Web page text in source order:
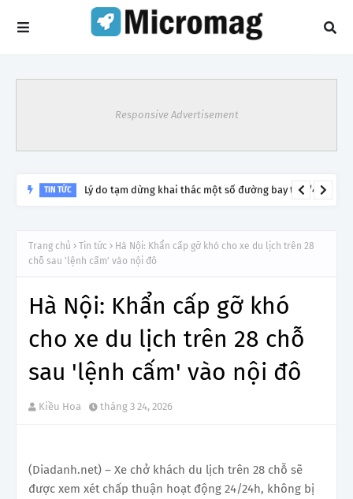
Responsive Advertisement
TIN TỨC Lý do tạm dừng khai thác một số đường bay từ 1/4
Trang chủ Tin tức
Hà Nội: Khẩn cấp gỡ khó cho xe du lịch trên 28
chỗ sau 'lệnh cấm' vào nội đô
Hà Nội: Khẩn cấp gỡ khó
cho xe du lịch trên 28 chỗ
sau 'lệnh cấm' vào nội đô
Kiều Hoa tháng 3 24, 2026
(Diadanh.net) – Xe chở khách du lịch trên 28 chỗ sẽ
được xem xét chấp thuận hoạt động 24/24h, không bị